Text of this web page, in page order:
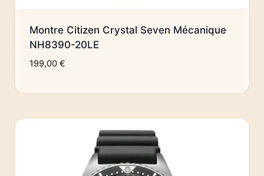
Montre Citizen Crystal Seven Mécanique
NH8390-20LE
199,00 €